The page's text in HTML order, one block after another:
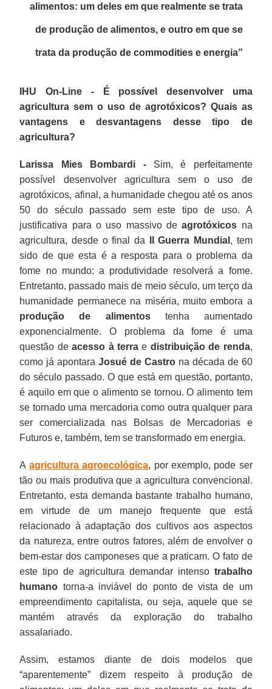
alimentos: um deles em que realmente se trata
de produção de alimentos, e outro em que se
trata da produção de commodities e energia”
IHU On-Line - É possível desenvolver uma
agricultura sem o uso de agrotóxicos? Quais as
vantagens e desvantagens desse tipo de
agricultura?
Larissa Mies Bombardi -Sim, é perfeitamente
possível desenvolver agricultura sem o uso de
agrotóxicos, afinal, a humanidade chegou até os anos
50 do século passado sem este tipo de uso. A
justificativa para o uso massivo deagrotóxicos na
agricultura, desde o final da
II Guerra Mundial , tem
sido de que esta é a resposta para o problema da
fome no mundo: a produtividade resolverá a fome.
Entretanto, passado mais de meio século, um terço da
humanidade permanece na miséria, muito embora a
produção de alimentostenha aumentado
exponencialmente. O problema da fome é uma
questão deacesso à terra e distribuição de renda,
como já apontara Josué de Castrona década de 60
do século passado. O que está em questão, portanto,
é aquilo em que o alimento se tornou. O alimento tem
se tornado uma mercadoria como outra qualquer para
ser comercializada nas Bolsas de Mercadorias e
Futuros e, também, tem se transformado em energia.
A agricultura agroecológica, por exemplo, pode ser
tão ou mais produtiva que a agricultura convencional.
Entretanto, esta demanda bastante trabalho humano,
em virtude de um manejo frequente que está
relacionado à adaptação dos cultivos aos aspectos
da natureza, entre outros fatores, além de envolver o
bem-estar dos camponeses que a praticam. O fato de
este tipo de agricultura demandar intenso trabalho
humano torna-a inviável do ponto de vista de um
empreendimento capitalista, ou seja, aquele que se
mantém através da exploração do trabalho
assalariado.
Assim, estamos diante de dois modelos que
“aparentemente” dizem respeito à produção de